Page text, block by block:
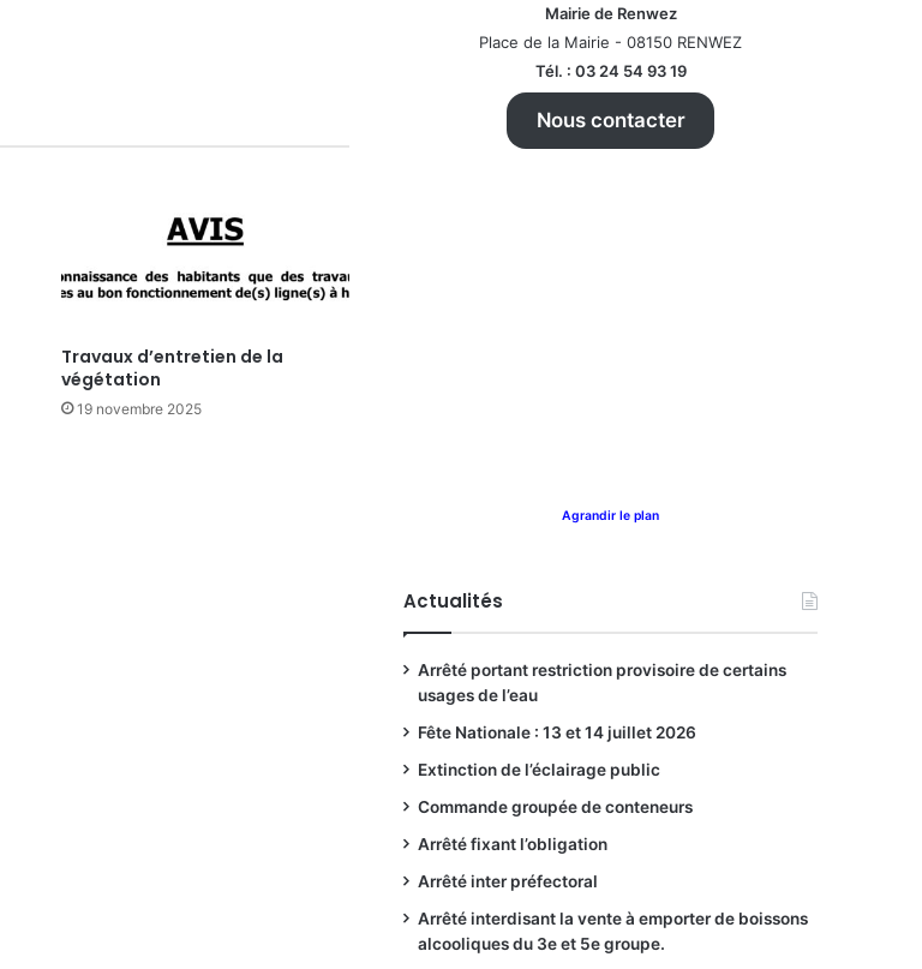
Travaux d’entretien de la
végétation
19 novembre 2025
Mairie de Renwez
Place de la Mairie - 08150 RENWEZ
Tél. : 03 24 54 93 19
Nous contacter
Agrandir le plan
Actualités
Arrêté portant restriction provisoire de certains
usages de l’eau
Fête Nationale : 13 et 14 juillet 2026
Extinction de l’éclairage public
Commande groupée de conteneurs
Arrêté fixant l’obligation
Arrêté inter préfectoral
Arrêté interdisant la vente à emporter de boissons
alcooliques du 3e et 5e groupe.